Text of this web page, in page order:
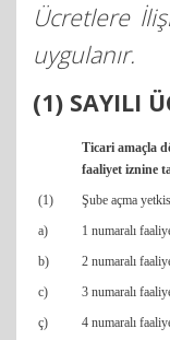
Ücretlere
uygulanır.
(1) SAYILI
Ticari amaçla
faaliyet iznine
(1)
Şube açma
a)
1 numaralı
b)
2 numaralı
c)
3 numaralı
ç)
4 numaralı